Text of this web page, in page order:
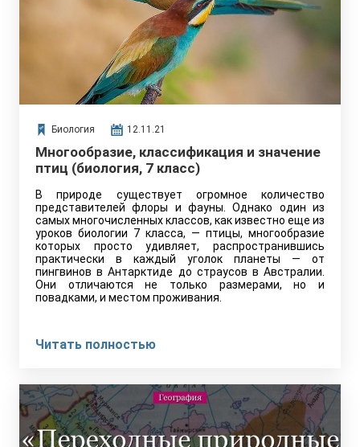
Биология 12.11.21
Многообразие, классификация и значение
птиц (биология, 7 класс)
В природе существует огромное количество
представителей флоры и фауны. Однако один из
самых многочисленных классов, как известно еще из
уроков биологии 7 класса, — птицы, многообразие
которых просто удивляет, распространившись
практически в каждый уголок планеты — от
пингвинов в Антарктиде до страусов в Австралии.
Они отличаются не только размерами, но и
повадками, и местом проживания.
Читать полностью